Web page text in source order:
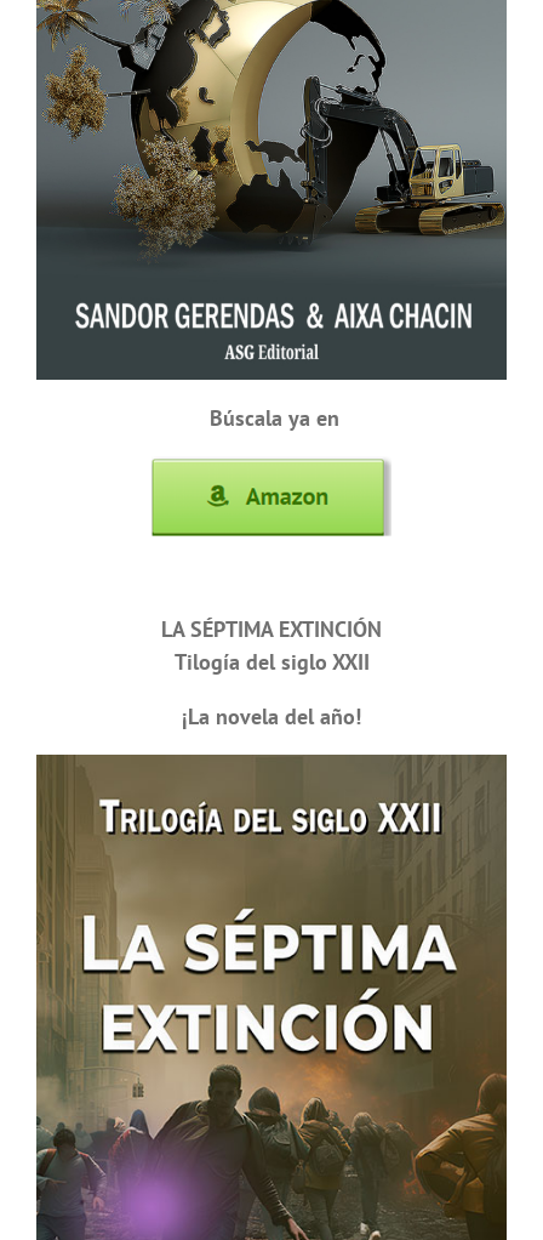
Búscala ya en
LA SÉPTIMA EXTINCIÓN
Tilogía del siglo XXII
¡La novela del año!